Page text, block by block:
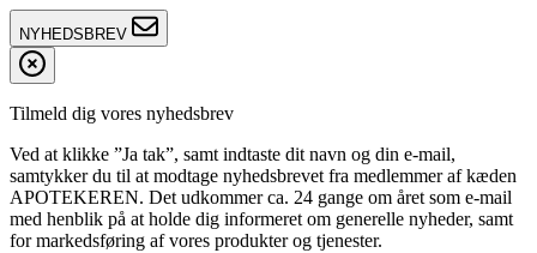
NYHEDSBREV
Tilmeld dig vores nyhedsbrev
Ved at klikke ”Ja tak”, samt indtaste dit navn og din e-mail,
samtykker du til at modtage nyhedsbrevet fra medlemmer af kæden
APOTEKEREN. Det udkommer ca. 24 gange om året som e-mail
med henblik på at holde dig informeret om generelle nyheder, samt
for markedsføring af vores produkter og tjenester.